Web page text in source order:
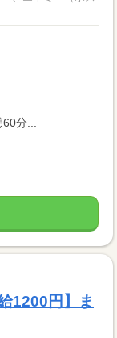
60分...
1200円】ま